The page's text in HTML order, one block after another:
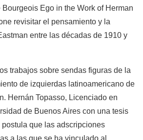
Ego in the Work of Herman
revisitar el pensamiento y la
entre las décadas de 1910 y
trabajos sobre sendas figuras de la
de izquierdas latinoamericano de
Hernán Topasso, Licenciado en
de Buenos Aires con una tesis
postula que las adscripciones